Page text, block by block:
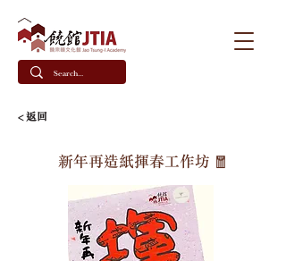
< 返回
新年再造紙揮春工作坊 🧧